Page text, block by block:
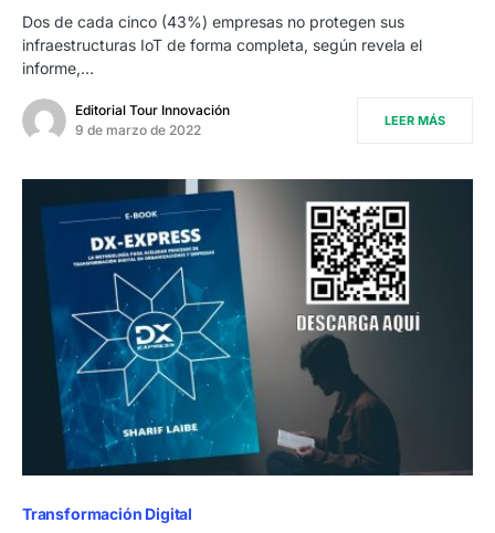
Dos de cada cinco (43%) empresas no protegen sus
infraestructuras IoT de forma completa, según revela el
informe,…
Editorial Tour Innovación
9 de marzo de 2022
LEER MÁS
Transformación Digital